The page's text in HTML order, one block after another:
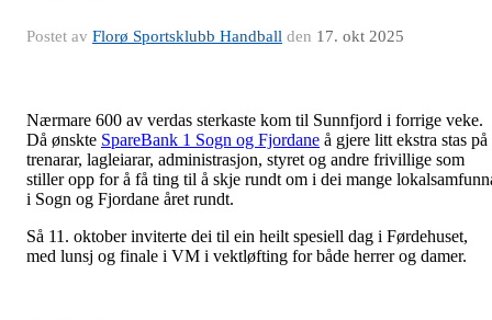
Postet av Florø Sportsklubb Handball den 17. okt 2025
Nærmare 600 av verdas sterkaste kom til Sunnfjord i forrige veke.
Då ønskte SpareBank 1 Sogn og Fjordane å gjere litt ekstra stas på
trenarar, lagleiarar, administrasjon, styret og andre frivillige som
stiller opp for å få ting til å skje rundt om i dei mange
i Sogn og Fjordane året rundt.
Så 11. oktober inviterte dei til ein heilt spesiell dag i Førdehuset,
med lunsj og finale i VM i vektløfting for både herrer og damer.